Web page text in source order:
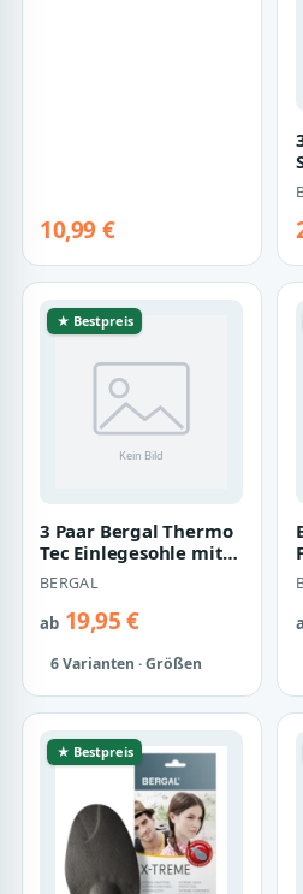
10,99 €
★ Bestpreis
3 Paar Bergal Thermo
Tec Einlegesohle mit
mehrfacher
Kälteisolierung f…
BERGAL
ab19,95 €
6 Varianten · Größen
★ Bestpreis